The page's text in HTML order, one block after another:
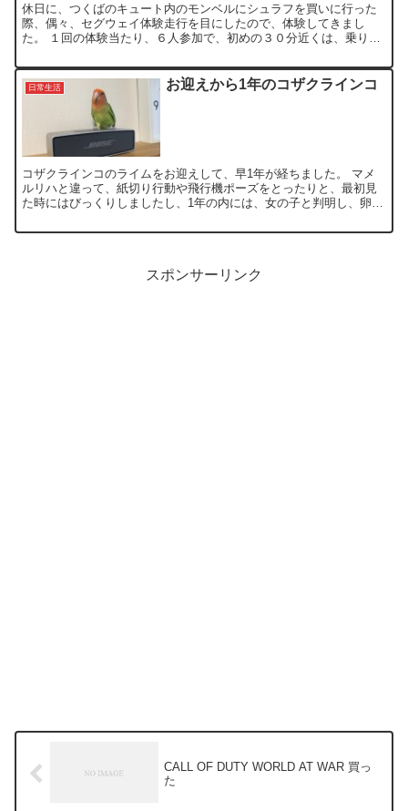
休日に、つくばのキュート内のモンベルにシュラフを買いに行った
際、偶々、セグウェイ体験走行を目にしたので、体験してきまし
た。 １回の体験当たり、６人参加で、初めの３０分近くは、乗り
た。...
日常生活 お迎えから1年のコザクラインコ
コザクラインコのライムをお迎えして、早1年が経ちました。 マメ
ルリハと違って、紙切り行動や飛行機ポーズをとったりと、最初見
た時にはびっくりしましたし、1年の内には、女の子と判明し、卵を
スポンサーリンク
CALL OF DUTY WORLD AT WAR 買っ
た